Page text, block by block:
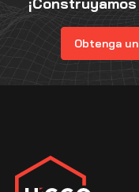
Obtenga